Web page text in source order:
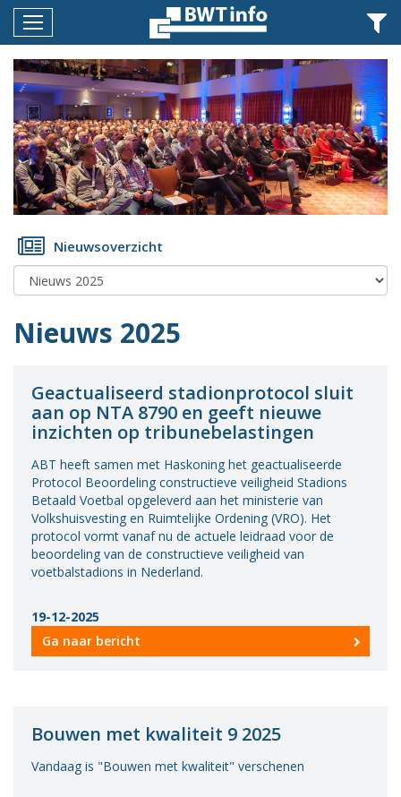
Menu
Home
Nieuws
Agenda
Documenten
Dossiers
Fotoalbums
Opleidingen
Over
BWT
Vacatures
Vereniging
BWT
Contact
Nieuwsoverzicht
Nieuws 2025
Geactualiseerd stadionprotocol sluit
aan op NTA 8790 en geeft nieuwe
inzichten op tribunebelastingen
ABT heeft samen met Haskoning het geactualiseerde
Protocol Beoordeling constructieve veiligheid Stadions
Betaald Voetbal opgeleverd aan het ministerie van
Volkshuisvesting en Ruimtelijke Ordening (VRO). Het
protocol vormt vanaf nu de actuele leidraad voor de
beoordeling van de constructieve veiligheid van
voetbalstadions in Nederland.
19-12-2025
Ga naar bericht
Bouwen met kwaliteit 9 2025
Vandaag is "Bouwen met kwaliteit" verschenen